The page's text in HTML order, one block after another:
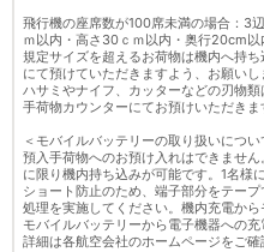
飛行機の座席数が100席未満の場合：
ｍ以内・高さ30ｃｍ以内・奥行20cm以
規定サイズを超えるお荷物は機内へ持
にて預けていただきますよう、お願いし
ハサミやナイフ、カッターなどの刃物
手荷物カウンターにてお預けいただきま
＜モバイルバッテリーの取り扱いについ
預入手荷物へのお預け入れはできませ
に限り機内持ち込みが可能です。1名様
ショート防止のため、端子部分をテー
処理を実施してください。機内充電か
モバイルバッテリーから電子機器への充
詳細は各航空会社のホームページをご確